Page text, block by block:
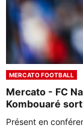
MERCATO FOOTBALL
Mercato - FC
Kombouaré
Présent en